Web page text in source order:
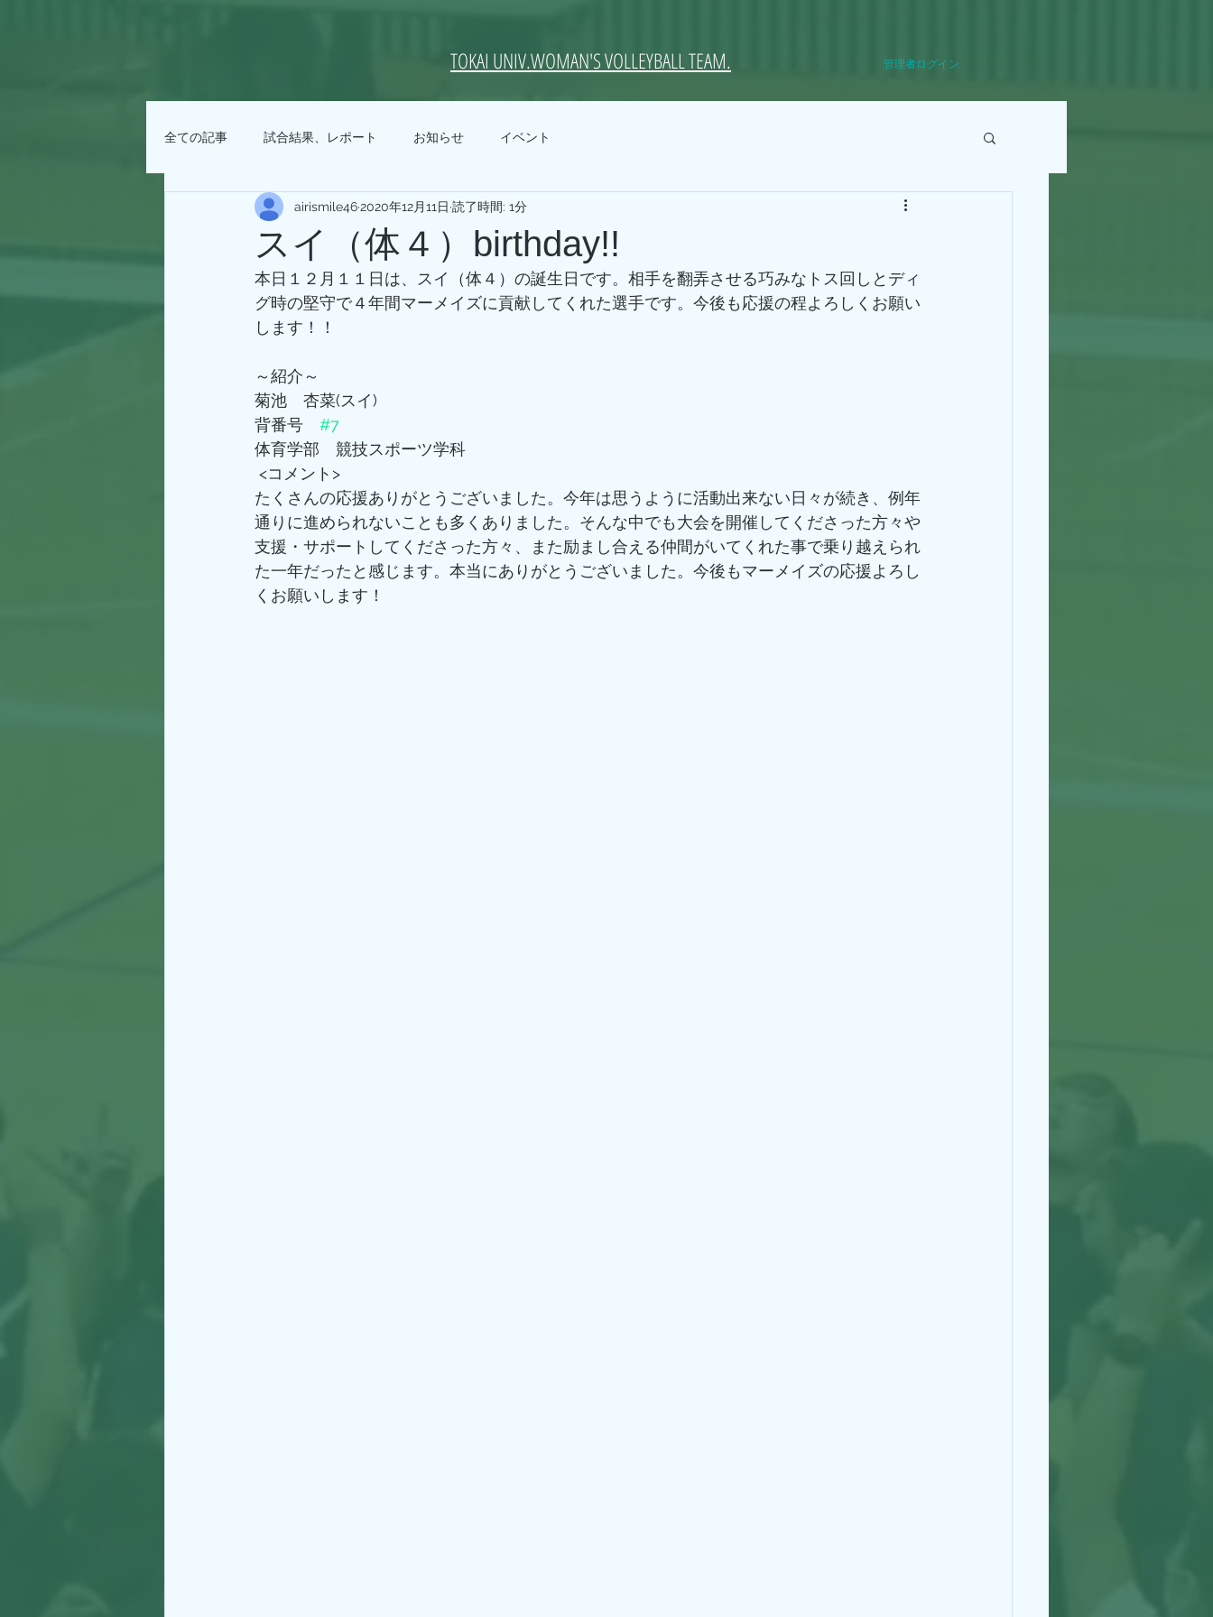
TOKAI UNIV.WOMAN'S VOLLEYBALL TEAM. 管理者ログイン
全ての記事 試合結果、レポート お知らせ イベント
スイ（体４）birthday!!
airismile462020年12月11日 読了時間: 1分
本日１２月１１日は、スイ（体４）の誕生日です。相手を翻弄させる巧みなトス回しとディ
グ時の堅守で４年間マーメイズに貢献してくれた選手です。今後も応援の程よろしくお願い
します！！
～紹介～
菊池　杏菜(スイ)
背番号 #7
体育学部　競技スポーツ学科
<コメント>
たくさんの応援ありがとうございました。今年は思うように活動出来ない日々が続き、例年
通りに進められないことも多くありました。そんな中でも大会を開催してくださった方々や
支援・サポートしてくださった方々、また励まし合える仲間がいてくれた事で乗り越えられ
た一年だったと感じます。本当にありがとうございました。今後もマーメイズの応援よろし
くお願いします！